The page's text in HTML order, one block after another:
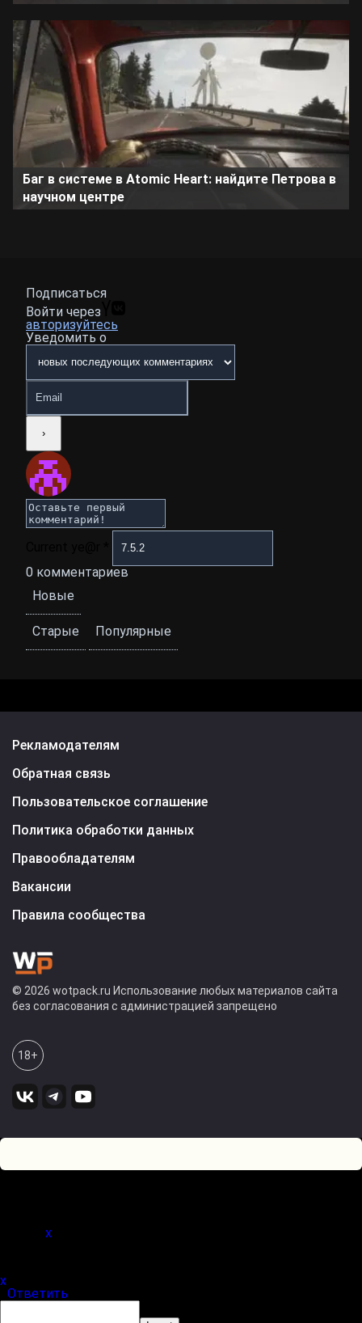
Баг в системе в Atomic Heart: найдите Петрова в
научном центре
Подписаться
Войти через
авторизуйтесь
Уведомить о
0 комментариев
Новые
Старые Популярные
Рекламодателям
Обратная связь
Пользовательское соглашение
Политика обработки данных
Правообладателям
Вакансии
Правила сообщества
© 2026 wotpack.ru Использование любых материалов сайта
без согласования с администрацией запрещено
18+
x
x
Ответить